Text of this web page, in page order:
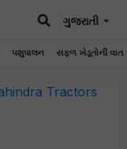
પશુપાલન સફળ ખેડૂતોની વાત
ગુજરાતી